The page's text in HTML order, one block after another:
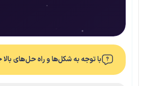
با توجه به شکل‌ها و راه حل‌های بالا